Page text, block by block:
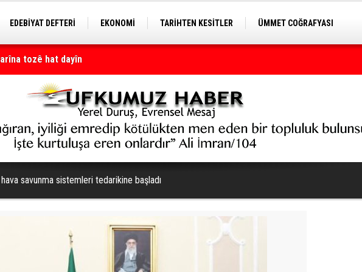
EDEBİYAT DEFTERİ EKONOMİ TARİHTEN KESİTLER
ÜMMET COĞRAFYASI
tozê hat dayîn
savunma sistemleri tedarikine başladı